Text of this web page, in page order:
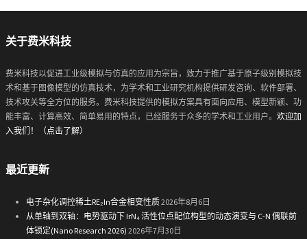
关于费米科技
费米科技以促进工业级模拟与仿真的应用为宗旨，致力于推广基于原子级别模拟技
术和基于图像模型的仿真技术，为学术和工业研究机构提供研发咨询、软件部署、
技术攻关等全方位的服务。费米科技提供的模拟方案具有面向应用、模型新颖、功
能丰富、计算高效、简单易用的特点，已经服务于众多的学术和工业用户。 欢迎加
入我们！（点击了解）
最近更新
电子杂化调控稀土RE₂In合金相变性质2026年8月6日
从单轴到双轴：电势驱动下 IrN₄ 活性位点配位构型的动态演变与 C-N 偶联前
体锁定(Nano Research 2026) 2026年7月30日